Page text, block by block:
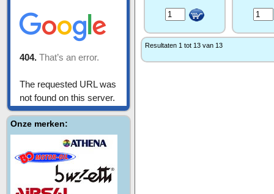
Onze merken:
Resultaten 1 tot 13 van 13